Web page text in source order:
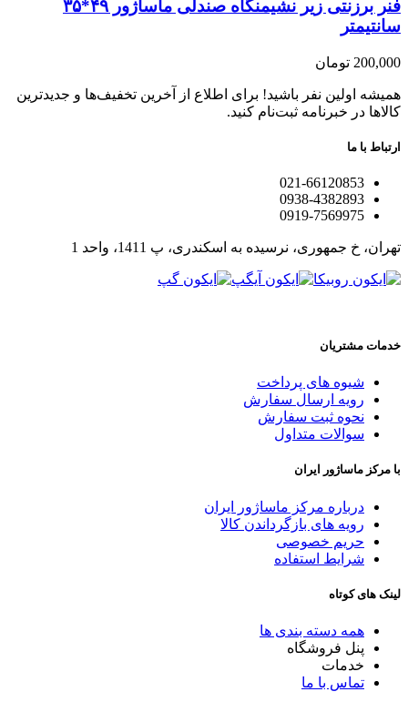
فنر برزنتی زیر نشیمنگاه صندلی ماساژور ۴۹*۳۵
سانتیمتر
200,000 تومان
همیشه اولین نفر باشید! برای اطلاع از آخرین تخفیف‌ها و جدیدترین
کالاها در خبرنامه ثبت‌نام کنید.
ارتباط با ما
021-66120853
0938-4382893
0919-7569975
تهران، خ جمهوری، نرسیده به اسکندری، پ 1411، واحد 1
خدمات مشتریان
شیوه های پرداخت
رویه ارسال سفارش
نحوه ثبت سفارش
سوالات متداول
با مرکز ماساژور ایران
درباره مرکز ماساژور ایران
رویه های بازگرداندن کالا
حریم خصوصی
شرایط استفاده
لینک های کوتاه
همه دسته بندی ها
پنل فروشگاه
خدمات
تماس با ما